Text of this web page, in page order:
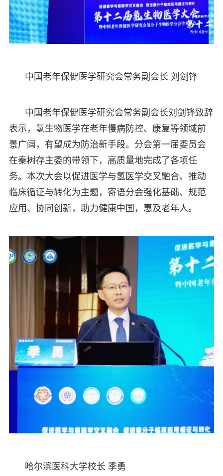
中国老年保健医学研究会常务副会长 刘剑锋
中国老年保健医学研究会常务副会长刘剑锋致辞
表示，氢生物医学在老年慢病防控、康复等领域前
景广阔，有望成为防治新手段。分会第一届委员会
在秦树存主委的带领下，高质量地完成了各项任
务。本次大会以促进医学与氢医学交叉融合、推动
临床循证与转化为主题，寄语分会强化基础、规范
应用、协同创新，助力健康中国，惠及老年人。
哈尔滨医科大学校长 季勇